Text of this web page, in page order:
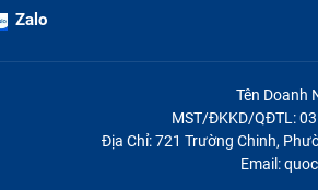
Zalo
Tên Doanh
MST/ĐKKD/QĐTL:
Địa Chỉ: 721 Trường Chinh,
Email: